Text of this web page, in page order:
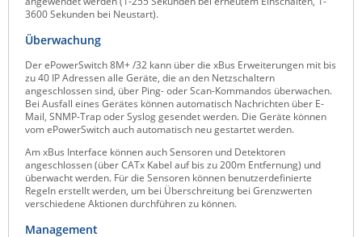
Teltonika
Unwired Networks
Vision
WATTECO
Westermo
Yuasa
ZPE Systems
3600 Sekunden bei Neustart).
Überwachung
Der ePowerSwitch 8M+ /32 kann über die xBus Erweiterungen mit bis
zu 40 IP Adressen alle Geräte, die an den Netzschaltern
angeschlossen sind, über Ping- oder Scan-Kommandos überwachen.
Bei Ausfall eines Gerätes können automatisch Nachrichten über E-
Mail, SNMP-Trap oder Syslog gesendet werden. Die Geräte können
vom ePowerSwitch auch automatisch neu gestartet werden.
Am xBus Interface können auch Sensoren und Detektoren
angeschlossen (über CATx Kabel auf bis zu 200m Entfernung) und
überwacht werden. Für die Sensoren können benutzerdefinierte
Regeln erstellt werden, um bei Überschreitung bei Grenzwerten
verschiedene Aktionen durchführen zu können.
Management